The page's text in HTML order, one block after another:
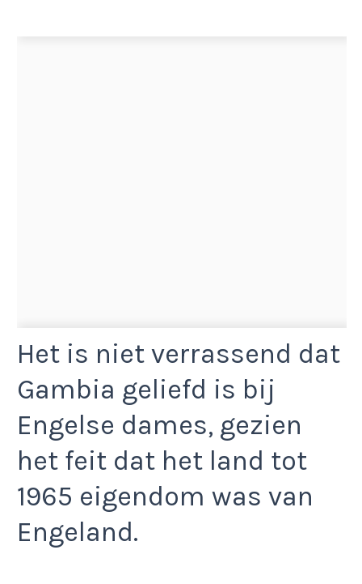
Het is niet verrassend dat
Gambia geliefd is bij
Engelse dames, gezien
het feit dat het land tot
1965 eigendom was van
Engeland.